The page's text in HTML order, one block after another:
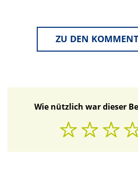
ZU DEN
Wie nützlich war dieser